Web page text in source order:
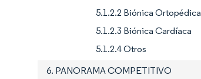
5.1.2.2 Biónica Ortopédica
5.1.2.3 Biónica Cardíaca
5.1.2.4 Otros
6. PANORAMA COMPETITIVO